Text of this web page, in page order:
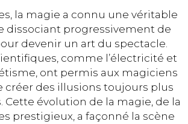
la magie a connu une véritable
dissociant progressivement de
devenir un art du spectacle.
comme l’électricité et
ont permis aux magiciens
créer des illusions toujours plus
Cette évolution de la magie, de la
prestigieux, a façonné la scène